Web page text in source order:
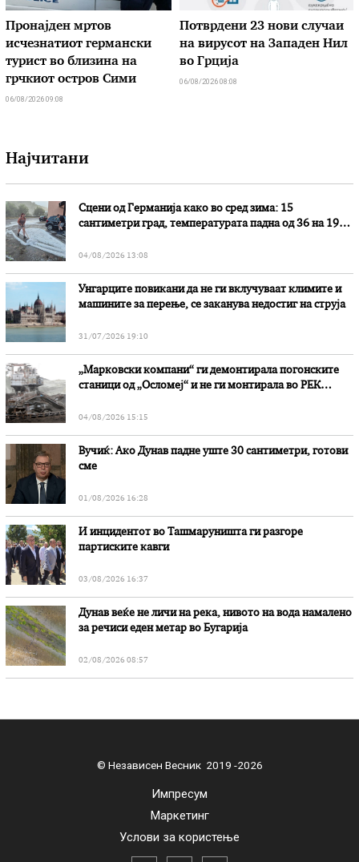
Пронајден мртов
исчезнатиот германски
турист во близина на
грчкиот остров Сими
06/08/2026 09:08
Потврдени 23 нови случаи
на вирусот на Западен Нил
во Грција
06/08/2026 08:08
Најчитани
Сцени од Германија како во сред зима: 15
сантиметри град, температурата падна од 36 на 19
04/08/2026 13:08
Унгарците повикани да не ги вклучуваат климите и
машините за перење, се заканува недостиг на струја
31/07/2026 19:10
„Марковски компани“ ги демонтирала погонските
станици од „Осломеј“ и не ги монтирала во РЕК
04/08/2026 15:15
Вучиќ: Ако Дунав падне уште 30 сантиметри, готови
сме
01/08/2026 16:28
И инцидентот во Ташмаруништa ги разгоре
партиските кавги
03/08/2026 16:37
Дунав веќе не личи на река, нивото на вода намалено
за речиси еден метар во Бугарија
02/08/2026 08:57
© Независен Весник 2019 -2026
Импресум
Маркетинг
Услови за користење